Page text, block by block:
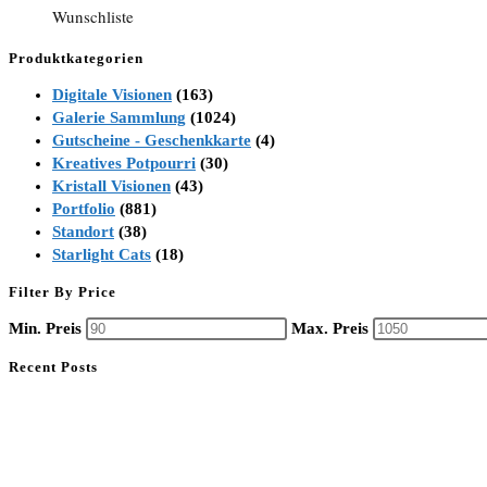
Wunschliste
Produktkategorien
Digitale Visionen (163)
Galerie Sammlung (1024)
Gutscheine - Geschenkkarte (4)
Kreatives Potpourri (30)
Kristall Visionen (43)
Portfolio (881)
Standort (38)
Starlight Cats (18)
Filter By Price
Min. Preis Max. Preis
Recent Posts